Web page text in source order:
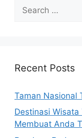
for:
Recent Posts
Taman Nasional
Destinasi
Membuat Anda